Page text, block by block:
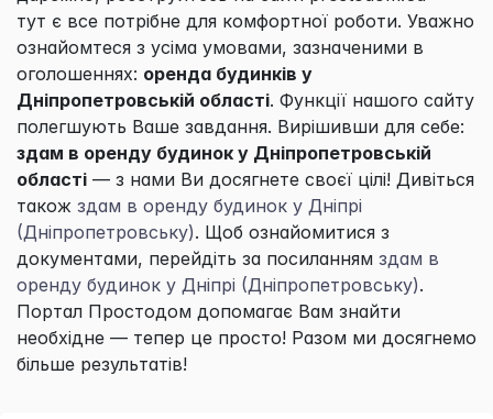
тут є все потрібне для комфортної роботи. Уважно
ознайомтеся з усіма умовами, зазначеними в
оголошеннях: оренда будинків у
Дніпропетровській області. Функції нашого сайту
полегшують Ваше завдання. Вирішивши для себе:
здам в оренду будинок у Дніпропетровській
області — з нами Ви досягнете своєї цілі! Дивіться
також здам в оренду будинок у Дніпрі
(Дніпропетровську). Щоб ознайомитися з
документами, перейдіть за посиланням здам в
оренду будинок у Дніпрі (Дніпропетровську).
Портал Простодом допомагає Вам знайти
необхідне — тепер це просто! Разом ми досягнемо
більше результатів!